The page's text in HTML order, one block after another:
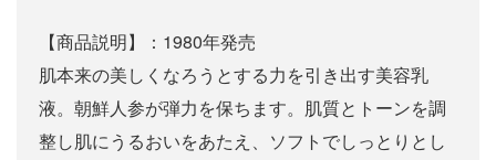
【商品説明】：1980年発売
肌本来の美しくなろうとする力を引き出す美容乳
液。朝鮮人参が弾力を保ちます。肌質とトーンを調
整し肌にうるおいをあたえ、ソフトでしっとりとし